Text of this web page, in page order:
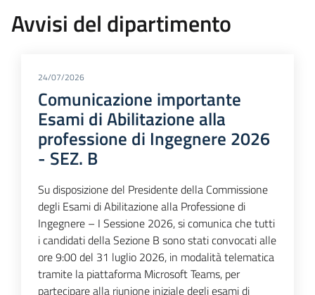
Avvisi del dipartimento
24/07/2026
Comunicazione importante
Esami di Abilitazione alla
professione di Ingegnere 2026
- SEZ. B
Su disposizione del Presidente della Commissione
degli Esami di Abilitazione alla Professione di
Ingegnere – I Sessione 2026, si comunica che tutti
i candidati della Sezione B sono stati convocati alle
ore 9:00 del 31 luglio 2026, in modalità telematica
tramite la piattaforma Microsoft Teams, per
partecipare alla riunione iniziale degli esami di